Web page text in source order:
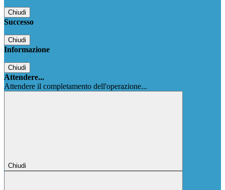
Chiudi
Successo
Chiudi
Informazione
Chiudi
Attendere...
Attendere il completamento dell'operazione...
Chiudi